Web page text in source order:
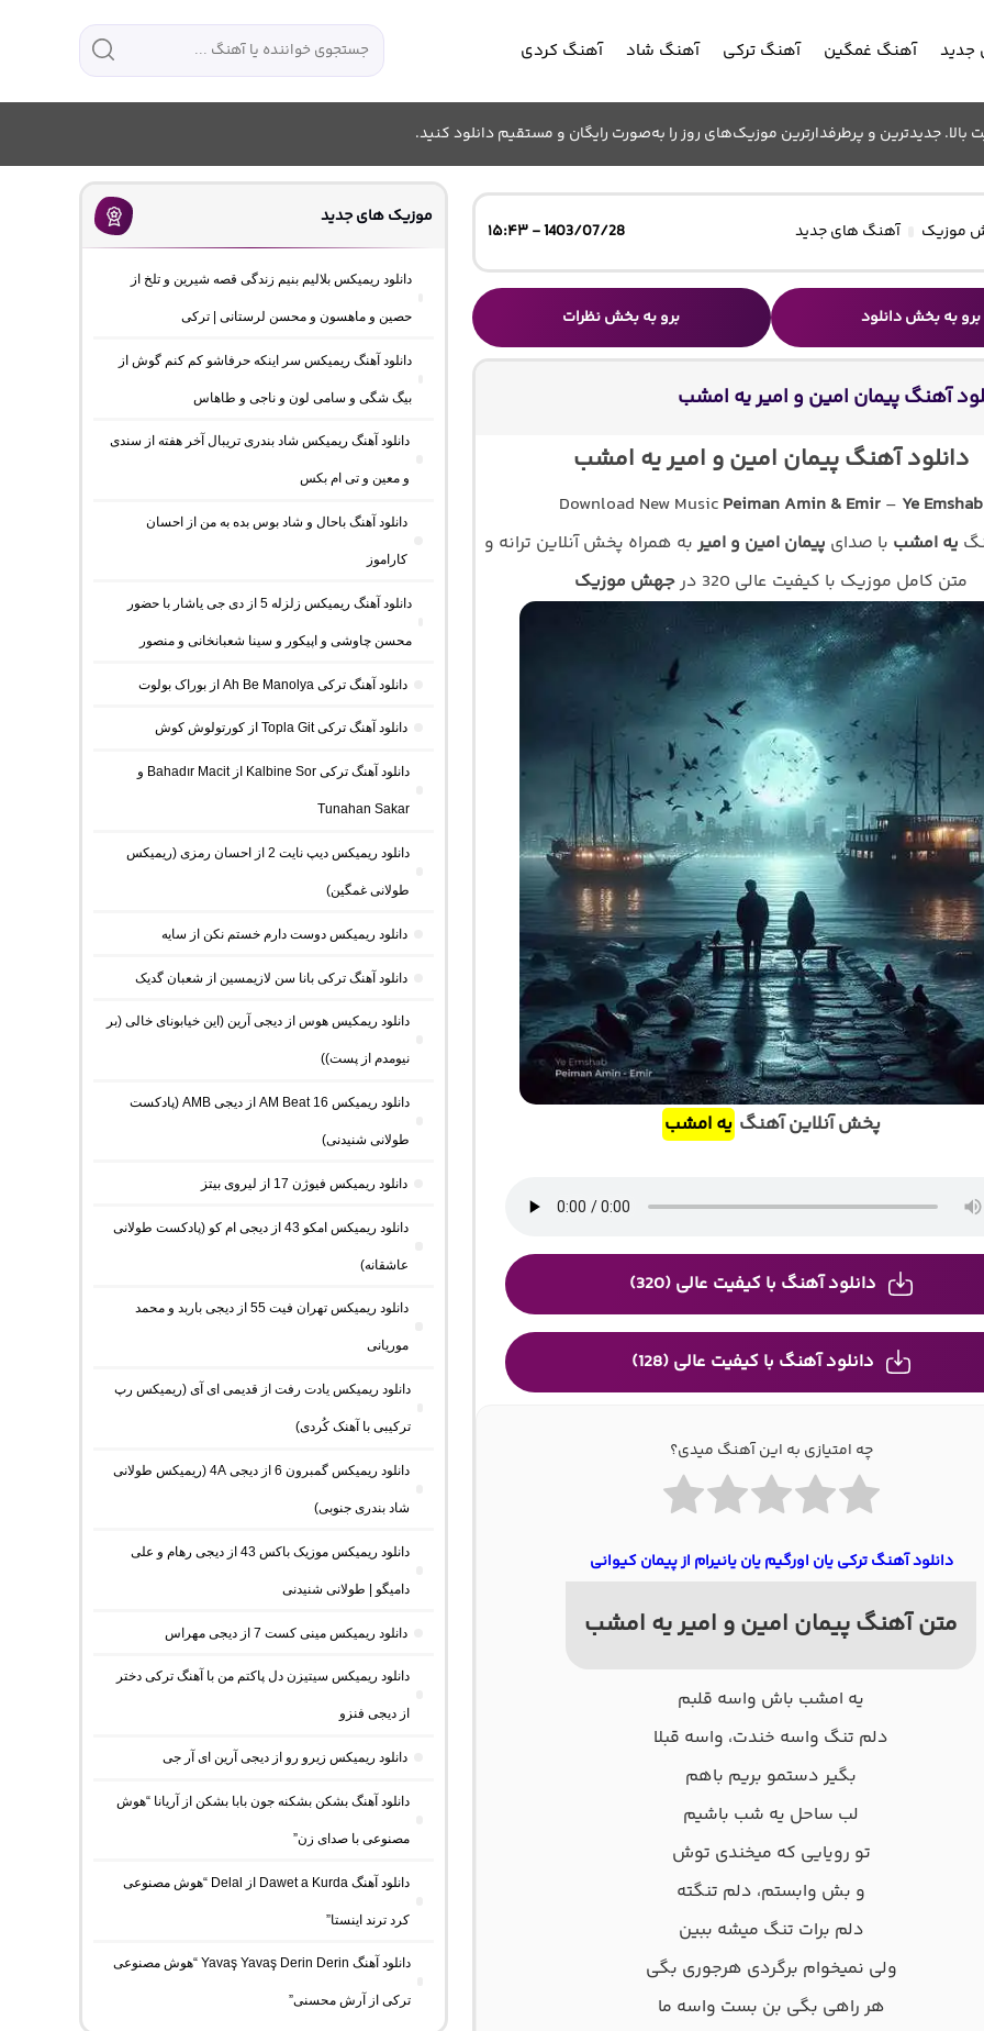
جدید آهنگ غمگین آهنگ ترکی آهنگ شاد آهنگ کردی
جدیدترین و پرطرفدارترین موزیک‌های روز را به‌صورت رایگان و مستقیم دانلود کنید.
موزیک آهنگ های جدید 1403/07/28 - ۱۵:۴۳
برو به بخش دانلود برو به بخش نظرات
آهنگ پیمان امین و امیر یه امشب
دانلود آهنگ پیمان امین و امیر یه امشب
Download New Music Peiman Amin & Emir – Ye Emshab
یه امشب با صدای پیمان امین و امیر به همراه پخش آنلاین ترانه و
متن کامل موزیک با کیفیت عالی 320 در
جهش موزیک
پخش آنلاین آهنگ یه امشب
دانلود آهنگ با کیفیت عالی (320)
دانلود آهنگ با کیفیت عالی (128)
چه امتیازی به این آهنگ میدی؟
دانلود آهنگ ترکی یان اورگیم یان یانیرام از پیمان‌ کیوانی
متن آهنگ پیمان امین و امیر یه امشب
یه امشب باش واسه قلبم
دلم تنگ واسه خندت، واسه قبلا
بگیر دستمو بریم باهم
لب ساحل یه شب باشیم
تو رویایی که میخندی توش
و بش وابستم، دلم تنگته
دلم برات تنگ میشه ببین
ولی نمیخوام برگردی هرجوری بگی
هر راهی بگی بن بست واسه ما
موزیک های جدید
دانلود ریمیکس بلالیم بنیم زندگی قصه شیرین و تلخ از
حصین و ماهسون و محسن لرستانی | ترکی
دانلود آهنگ ریمیکس سر اینکه حرفاشو کم کنم گوش از
بیگ شگی و سامی لون و ناجی و طاهاس
دانلود آهنگ ریمیکس شاد بندری تریبال آخر هفته از سندی
و معین و تی ام بکس
دانلود آهنگ باحال و شاد بوس بده به من از احسان
کاراموز
دانلود آهنگ ریمیکس زلزله 5 از دی جی یاشار با حضور
محسن چاوشی و اپیکور و سینا شعبانخانی و منصور
دانلود آهنگ ترکی Ah Be Manolya از بوراک بولوت
دانلود آهنگ ترکی Topla Git از کورتولوش کوش
دانلود آهنگ ترکی Kalbine Sor از Bahadır Macit و
Tunahan Sakar
دانلود ریمیکس دیپ نایت 2 از احسان رمزی (ریمیکس
طولانی غمگین)
دانلود ریمیکس دوست دارم خستم نکن از سایه
دانلود آهنگ ترکی بانا سن لازیمسین از شعبان گدیک
دانلود ریمکیس هوس از دیجی آرین (این خیابونای خالی (بر
نیومدم از پست))
دانلود ریمیکس AM Beat 16 از دیجی AMB (پادکست
طولانی شنیدنی)
دانلود ریمیکس فیوژن 17 از لیروی بیتز
دانلود ریمیکس امکو 43 از دیجی ام کو (پادکست طولانی
عاشقانه)
دانلود ریمیکس تهران فیت 55 از دیجی باربد و محمد
موریانی
دانلود ریمیکس یادت رفت از قدیمی ای آی (ریمیکس رپ
ترکیبی با آهنک کُردی)
دانلود ریمیکس گمبرون 6 از دیجی 4A (ریمیکس طولانی
شاد بندری جنوبی)
دانلود ریمیکس موزیک باکس 43 از دیجی رهام و علی
دامیگو | طولانی شنیدنی
دانلود ریمیکس مینی کست 7 از دیجی مهراس
دانلود ریمیکس سیتیزن دل پاکتم من با آهنگ ترکی دختر
از دیجی فنزو
دانلود ریمیکس زیرو رو از دیجی آرین ای آر جی
دانلود آهنگ بشکن بشکنه جون بابا بشکن از آریانا “هوش
مصنوعی با صدای زن”
دانلود آهنگ Dawet a Kurda از Delal “هوش مصنوعی
کرد ترند اینستا”
دانلود آهنگ Yavaş Yavaş Derin Derin “هوش مصنوعی
ترکی از آرش محسنی”